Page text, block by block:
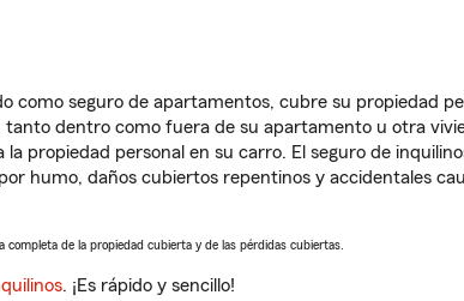
como seguro de apartamentos, cubre su propiedad
dentro como fuera de su apartamento u otra
propiedad personal en su carro. El seguro de
humo, daños cubiertos repentinos y accidentales
de la propiedad cubierta y de las pérdidas cubiertas.
. ¡Es rápido y sencillo!